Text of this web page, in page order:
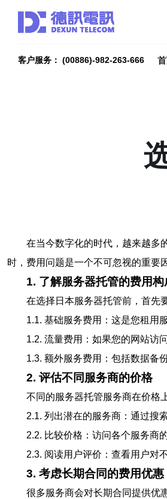
客户服务： (00886)-982-263-666
在当今数字化的时代，越来越多
时，费用问题是一个不可忽视的重要
1. 了解服务器托管的费用构
在选择日本服务器托管前，首先
1.1. 基础服务费用：这是您租用
1.2. 流量费用：如果您的网站访
1.3. 额外服务费用：包括数据备
2. 评估不同服务商的价格
不同的服务器托管服务商在价格
2.1. 列出潜在的服务商：通过搜
2.2. 比较价格：访问各个服务商
2.3. 阅读用户评价：查看用户对
3. 考虑长期合同的费用优惠
很多服务商会对长期合同提供优